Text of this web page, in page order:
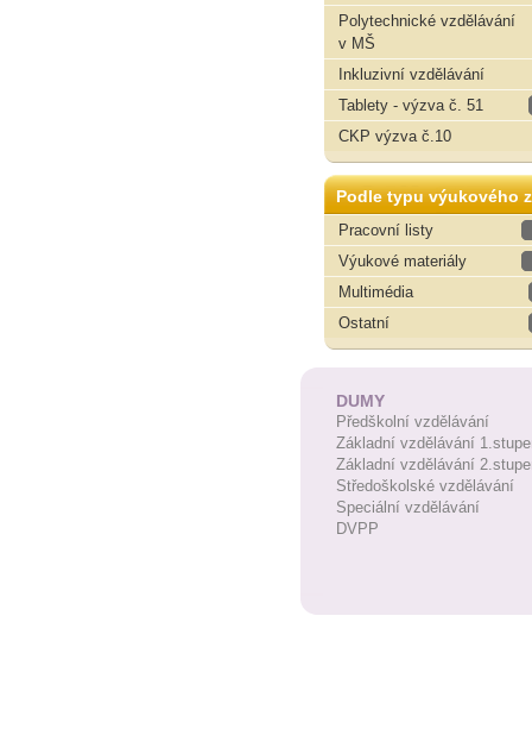
Polytechnické vzdělávání
v MŠ
Inkluzivní vzdělávání
Tablety - výzva č. 51
CKP výzva č.10
Podle typu výukového
Pracovní listy
Výukové materiály
Multimédia
Ostatní
DUMY
Předškolní vzdělávání
Základní vzdělávání
Základní vzdělávání
Středoškolské vzdělávání
Speciální vzdělávání
DVPP